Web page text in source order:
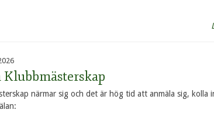
närmar sig och det är hög tid att anmäla sig, kolla